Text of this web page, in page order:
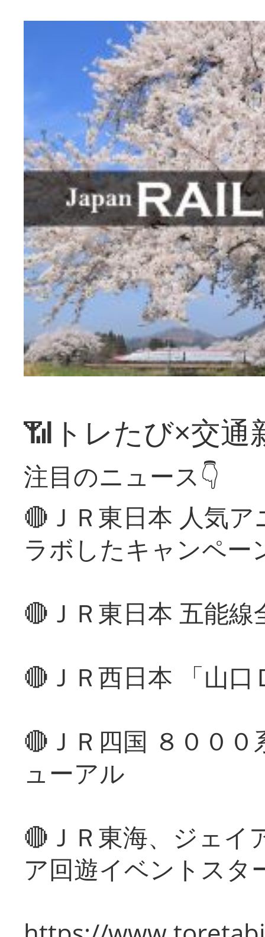
📶トレたび×交通
注目のニュース👇
🔴ＪＲ東日本 人気
ラボしたキャンペー
🔴ＪＲ東日本 五能
🔴ＪＲ西日本 「山
🔴ＪＲ四国 ８００
ューアル
🔴ＪＲ東海、ジェイ
ア回遊イベントスタ